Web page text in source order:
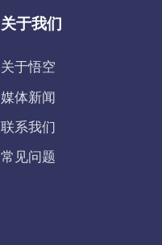
关于我们
关于悟空
媒体新闻
联系我们
常见问题